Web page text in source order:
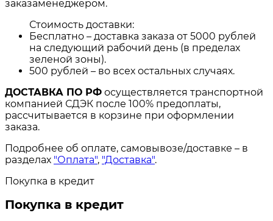
заказаменеджером.
Стоимость доставки:
Бесплатно – доставка заказа от 5000 рублей
на следующий рабочий день (в пределах
зеленой зоны).
500 рублей – во всех остальных случаях.
ДОСТАВКА ПО РФ осуществляется транспортной
компанией СДЭК после 100% предоплаты,
рассчитывается в корзине при оформлении
заказа.
Подробнее об оплате, самовывозе/доставке – в
разделах "Оплата", "Доставка".
Покупка в кредит
Покупка в кредит